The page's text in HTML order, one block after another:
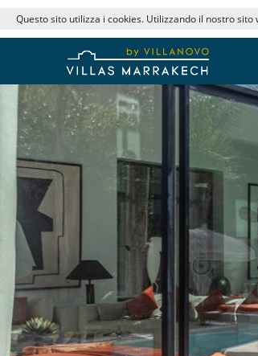
Questo sito utilizza i cookies. Utilizzando il nostro